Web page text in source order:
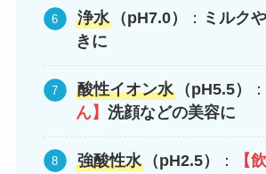
浄水 （pH7.0） ： ミルク
きに
酸性イオン水 （pH5.5） ：
ん】洗顔などの美容に
強酸性水 （pH2.5） ：
【